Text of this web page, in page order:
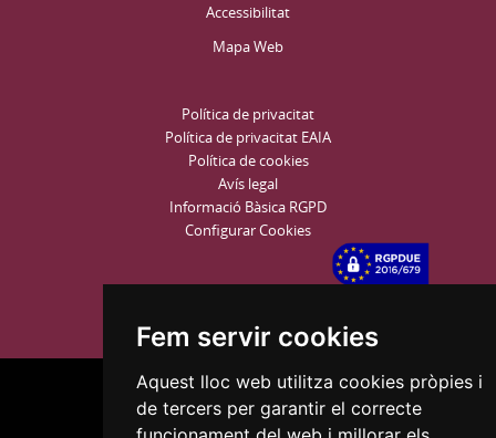
Fem servir cookies
Aquest lloc web utilitza cookies pròpies i
de tercers per garantir el correcte
Accessibilitat
Mapa Web
Política de privacitat
Política de privacitat EAIA
Política de cookies
Avís legal
Informació Bàsica RGPD
Configurar Cookies